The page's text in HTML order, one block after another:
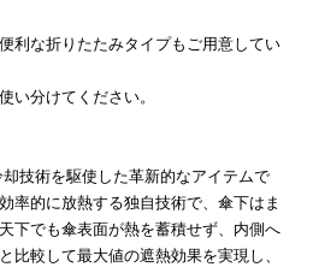
利な折りたたみタイプもご用意してい
い分けてください。
却技術を駆使した革新的なアイテムで
率的に放熱する独自技術で、傘下はま
下でも傘表面が熱を蓄積せず、内側へ
比較して最大値の遮熱効果を実現し、